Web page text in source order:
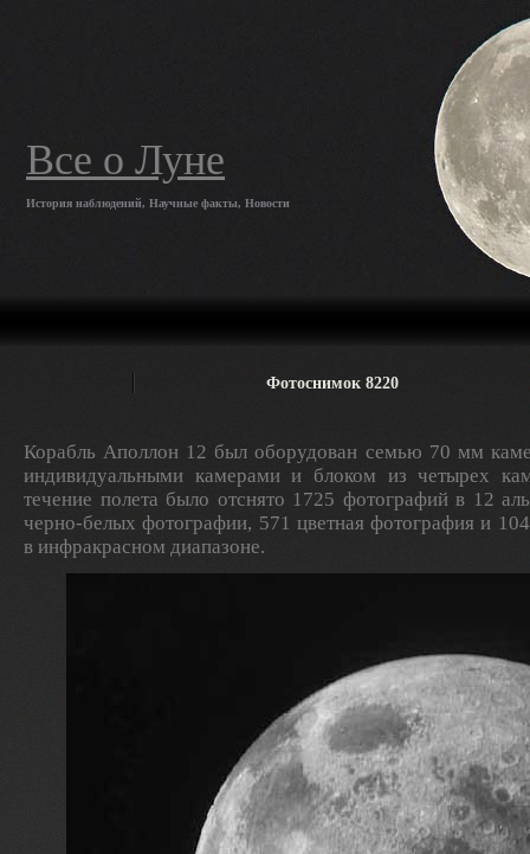
Все о Луне
История наблюдений, Научные факты, Новости
Фотоснимок 8220
Корабль Аполлон 12 был оборудован семью 70 мм
индивидуальными камерами и блоком из четырех
течение полета было отснято 1725 фотографий в 12
черно-белых фотографии, 571 цветная фотография и
в инфракрасном диапазоне.